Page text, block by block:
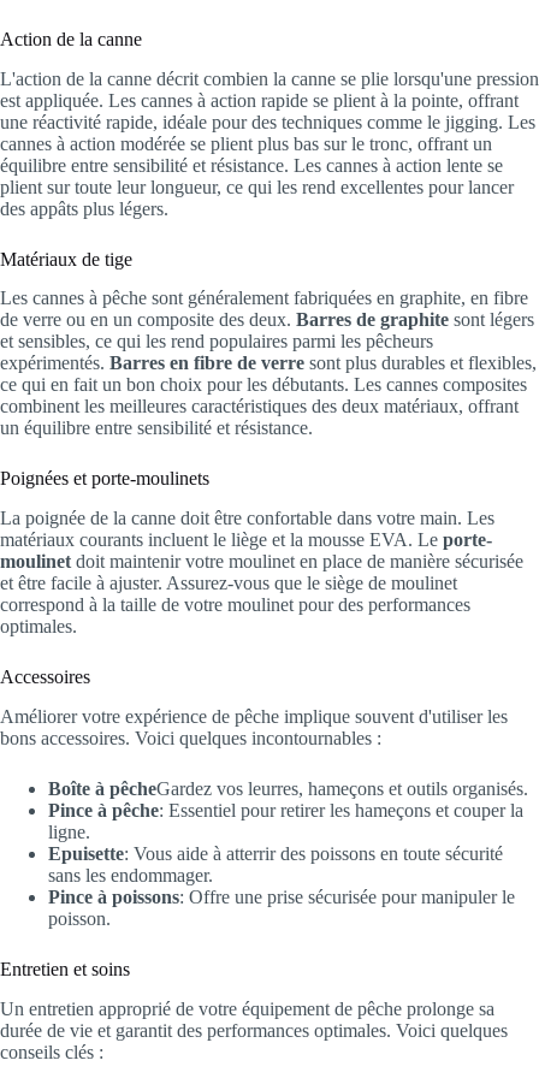
Action de la canne
L'action de la canne décrit combien la canne se plie lorsqu'une pression
est appliquée. Les cannes à action rapide se plient à la pointe, offrant
une réactivité rapide, idéale pour des techniques comme le jigging. Les
cannes à action modérée se plient plus bas sur le tronc, offrant un
équilibre entre sensibilité et résistance. Les cannes à action lente se
plient sur toute leur longueur, ce qui les rend excellentes pour lancer
des appâts plus légers.
Matériaux de tige
Les cannes à pêche sont généralement fabriquées en graphite, en fibre
de verre ou en un composite des deux. Barres de graphite sont légers
et sensibles, ce qui les rend populaires parmi les pêcheurs
expérimentés. Barres en fibre de verre sont plus durables et flexibles,
ce qui en fait un bon choix pour les débutants. Les cannes composites
combinent les meilleures caractéristiques des deux matériaux, offrant
un équilibre entre sensibilité et résistance.
Poignées et porte-moulinets
La poignée de la canne doit être confortable dans votre main. Les
matériaux courants incluent le liège et la mousse EVA. Le porte-
moulinet doit maintenir votre moulinet en place de manière sécurisée
et être facile à ajuster. Assurez-vous que le siège de moulinet
correspond à la taille de votre moulinet pour des performances
optimales.
Accessoires
Améliorer votre expérience de pêche implique souvent d'utiliser les
bons accessoires. Voici quelques incontournables :
Boîte à pêcheGardez vos leurres, hameçons et outils organisés.
Pince à pêche: Essentiel pour retirer les hameçons et couper la
ligne.
Epuisette: Vous aide à atterrir des poissons en toute sécurité
sans les endommager.
Pince à poissons: Offre une prise sécurisée pour manipuler le
poisson.
Entretien et soins
Un entretien approprié de votre équipement de pêche prolonge sa
durée de vie et garantit des performances optimales. Voici quelques
conseils clés :